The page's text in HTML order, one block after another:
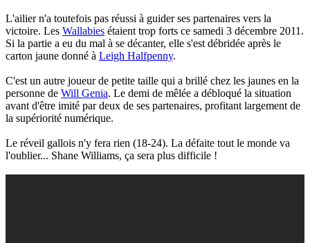
L'ailier n'a toutefois pas réussi à guider ses partenaires vers la
victoire. Les Wallabies étaient trop forts ce samedi 3 décembre 2011.
Si la partie a eu du mal à se décanter, elle s'est débridée après le
carton jaune donné à Leigh Halfpenny.
C'est un autre joueur de petite taille qui a brillé chez les jaunes en la
personne de Will Genia. Le demi de mêlée a débloqué la situation
avant d'être imité par deux de ses partenaires, profitant largement de
la supériorité numérique.
Le réveil gallois n'y fera rien (18-24). La défaite tout le monde va
l'oublier... Shane Williams, ça sera plus difficile !